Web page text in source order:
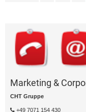
Marketing &
CHT Gruppe
+49 7071 154 430